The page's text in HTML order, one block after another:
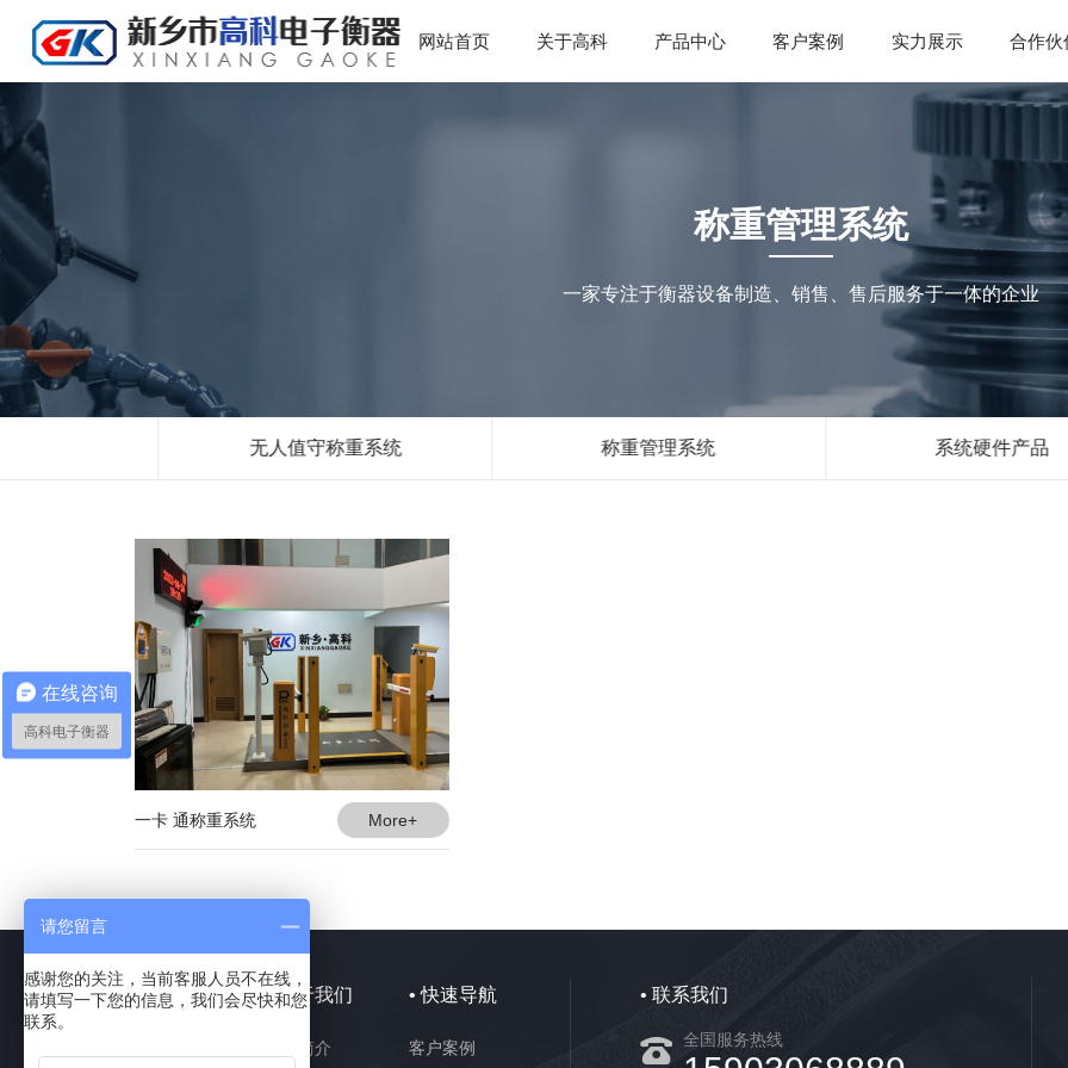
网站首页 关于高科 产品中心 客户案例 实力展示 合作伙
称重管理系统
一家专注于衡器设备制造、销售、售后服务于一体的企业
无人值守称重系统 称重管理系统 系统硬件产品
一卡 通称重系统 More+
• 产品中心 • 关于我们
企业简介
• 快速导航
客户案例
• 联系我们
全国服务热线
在线咨询
高科电子衡器
请您留言
感谢您的关注，当前客服人员不在线，
请填写一下您的信息，我们会尽快和您
联系。